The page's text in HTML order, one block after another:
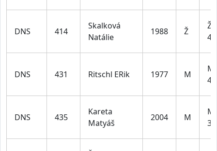
DNS 414
Skalková
Natálie
1988 Ž
DNS 431 Ritschl ERik 1977 M
DNS 435
Kareta
Matyáš
2004 M